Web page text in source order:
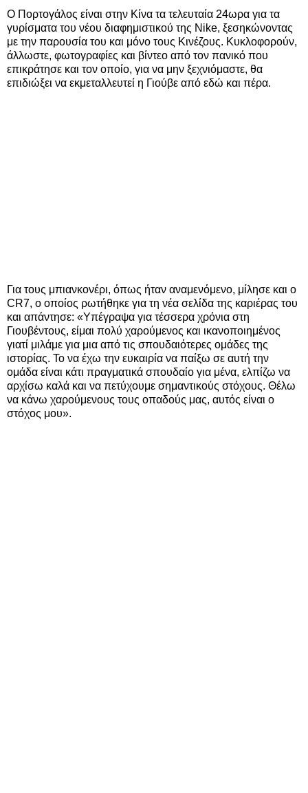
Ο Πορτογάλος είναι στην Κίνα τα τελευταία 24ωρα για τα
γυρίσματα του νέου διαφημιστικού της Nike, ξεσηκώνοντας
με την παρουσία του και μόνο τους Κινέζους. Κυκλοφορούν,
άλλωστε, φωτογραφίες και βίντεο από τον πανικό που
επικράτησε και τον οποίο, για να μην ξεχνιόμαστε, θα
επιδιώξει να εκμεταλλευτεί η Γιούβε από εδώ και πέρα.
Για τους μπιανκονέρι, όπως ήταν αναμενόμενο, μίλησε και ο
CR7, ο οποίος ρωτήθηκε για τη νέα σελίδα της καριέρας του
και απάντησε: «Υπέγραψα για τέσσερα χρόνια στη
Γιουβέντους, είμαι πολύ χαρούμενος και ικανοποιημένος
γιατί μιλάμε για μια από τις σπουδαιότερες ομάδες της
ιστορίας. Το να έχω την ευκαιρία να παίξω σε αυτή την
ομάδα είναι κάτι πραγματικά σπουδαίο για μένα, ελπίζω να
αρχίσω καλά και να πετύχουμε σημαντικούς στόχους. Θέλω
να κάνω χαρούμενους τους οπαδούς μας, αυτός είναι ο
στόχος μου».